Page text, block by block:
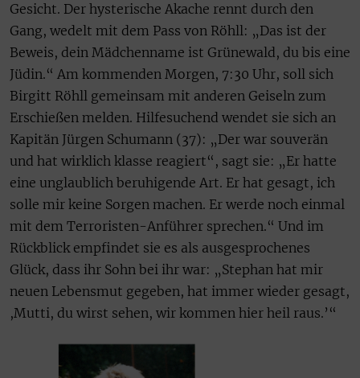
Gesicht. Der hysterische Akache rennt durch den
Gang, wedelt mit dem Pass von Röhll: „Das ist der
Beweis, dein Mädchenname ist Grünewald, du bis eine
Jüdin.“ Am kommenden Morgen, 7:30 Uhr, soll sich
Birgitt Röhll gemeinsam mit anderen Geiseln zum
Erschießen melden. Hilfesuchend wendet sie sich an
Kapitän Jürgen Schumann (37): „Der war souverän
und hat wirklich klasse reagiert“, sagt sie: „Er hatte
eine unglaublich beruhigende Art. Er hat gesagt, ich
solle mir keine Sorgen machen. Er werde noch einmal
mit dem Terroristen-Anführer sprechen.“ Und im
Rückblick empfindet sie es als ausgesprochenes
Glück, dass ihr Sohn bei ihr war: „Stephan hat mir
neuen Lebensmut gegeben, hat immer wieder gesagt,
,Mutti, du wirst sehen, wir kommen hier heil raus.’“